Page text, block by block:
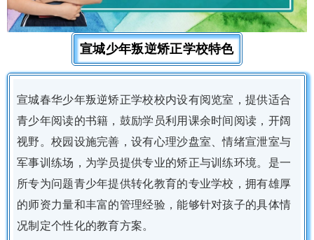
宣城少年叛逆矫正学校特色
宣城春华少年叛逆矫正学校校内设有阅览室，提供适合
青少年阅读的书籍，鼓励学员利用课余时间阅读，开阔
视野。校园设施完善，设有心理沙盘室、情绪宣泄室与
军事训练场，为学员提供专业的矫正与训练环境。是一
所专为问题青少年提供转化教育的专业学校，拥有雄厚
的师资力量和丰富的管理经验，能够针对孩子的具体情
况制定个性化的教育方案。